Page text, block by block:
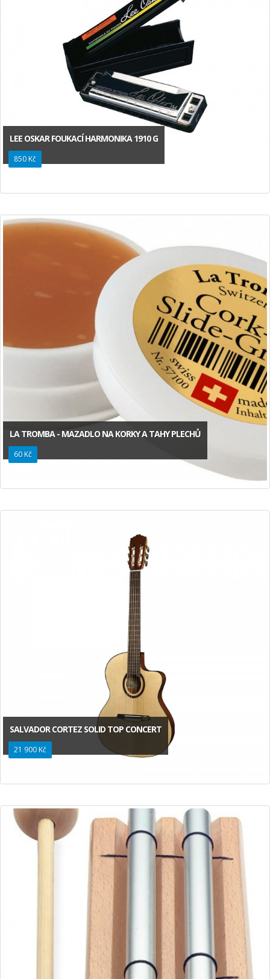
LEE OSKAR FOUKACÍ HARMONIKA 1910 G
850 Kč
LA TROMBA - MAZADLO NA KORKY A TAHY PLECHŮ
60 Kč
SALVADOR CORTEZ SOLID TOP CONCERT
21 900 Kč